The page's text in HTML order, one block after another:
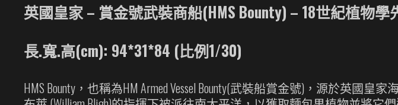
英國皇家 – 賞金號武裝商船(HMS Bounty) – 18世紀植物學
長.寬.高(cm): 94*31*84 (比例1/30)
HMS Bounty，也稱為HM Armed Vessel Bounty(武裝船賞金號)，源於英國